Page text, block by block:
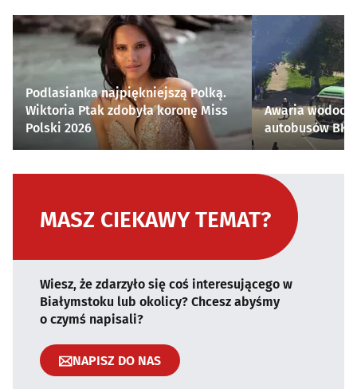
Podlasianka najpiękniejszą Polką.
Wiktoria Ptak zdobyła koronę Miss
Polski 2026
Awaria
autobusów
MASZ CIEKAWY TEMAT?
Wiesz, że zdarzyło się coś interesującego w
Białymstoku lub okolicy? Chcesz abyśmy
o czymś napisali?
NAPISZ DO NAS